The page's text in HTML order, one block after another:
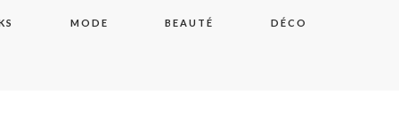
MODE BEAUTÉ DÉCO